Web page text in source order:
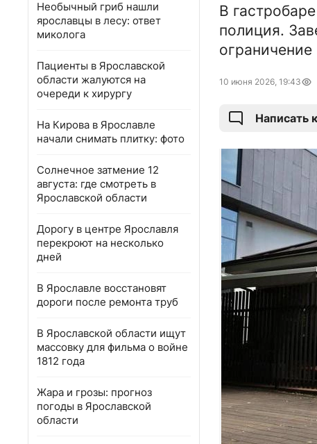
Необычный гриб нашли
ярославцы в лесу: ответ
миколога
Пациенты в Ярославской
области жалуются на
очереди к хирургу
На Кирова в Ярославле
начали снимать плитку: фото
Солнечное затмение 12
августа: где смотреть в
Ярославской области
Дорогу в центре Ярославля
перекроют на несколько
дней
В Ярославле восстановят
дороги после ремонта труб
В Ярославской области ищут
массовку для фильма о войне
1812 года
Жара и грозы: прогноз
погоды в Ярославской
области
В
полиция.
10 июня 2026, 19:43
Написать